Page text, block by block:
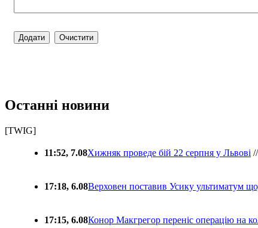
Останні новини
[TWIG]
11:52, 7.08Хижняк проведе бій 22 серпня у Львові
17:18, 6.08Верховен поставив Усику ультиматум
17:15, 6.08Конор Макгрегор переніс операцію на